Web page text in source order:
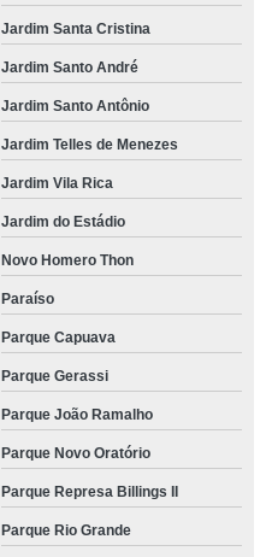
Jardim Santa Cristina
Jardim Santo André
Jardim Santo Antônio
Jardim Telles de Menezes
Jardim Vila Rica
Jardim do Estádio
Novo Homero Thon
Paraíso
Parque Capuava
Parque Gerassi
Parque João Ramalho
Parque Novo Oratório
Parque Represa Billings II
Parque Rio Grande